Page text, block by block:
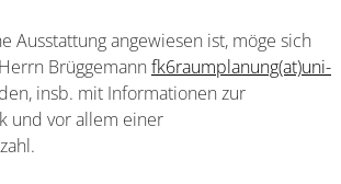
Ausstattung angewiesen ist, möge sich
Brüggemann fk6raumplanung(at)uni-
insb. mit Informationen zur
und vor allem einer